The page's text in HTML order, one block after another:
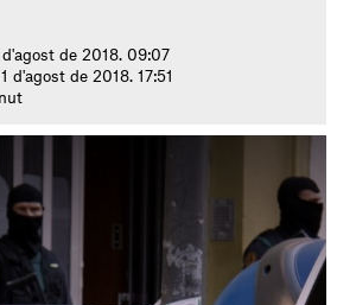
d'agost de 2018. 09:07
d'agost de 2018. 17:51